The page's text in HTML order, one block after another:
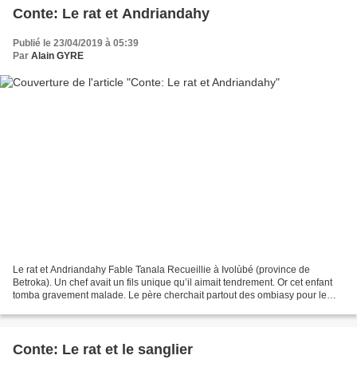
Conte: Le rat et Andriandahy
Publié le 23/04/2019 à 05:39
Par Alain GYRE
Le rat et Andriandahy Fable Tanala Recueillie à Ivolùbé (province de
Betroka). Un chef avait un fils unique qu’il aimait tendrement. Or cet enfant
tomba gravement malade. Le père cherchait partout des ombiasy pour le
Conte: Le rat et le sanglier